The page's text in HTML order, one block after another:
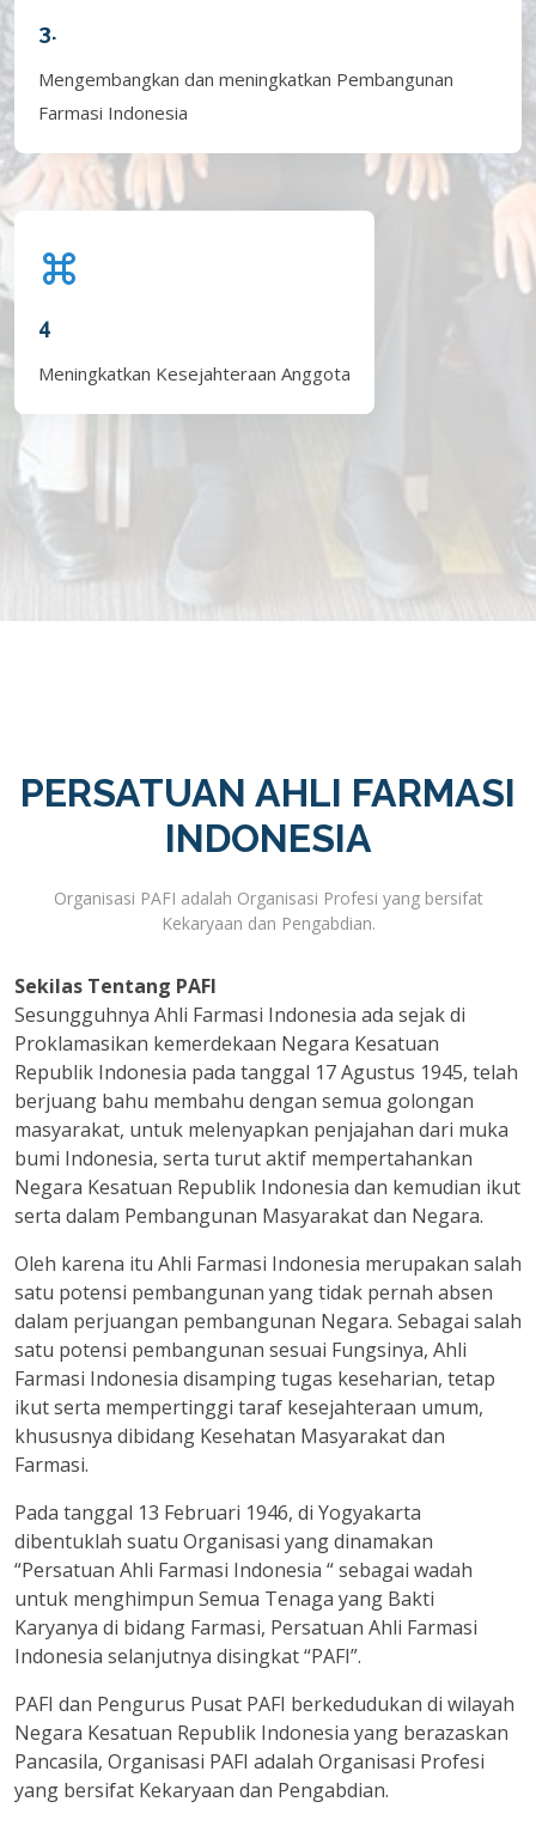
3.
Mengembangkan dan meningkatkan Pembangunan
Farmasi Indonesia
4
Meningkatkan Kesejahteraan Anggota
PERSATUAN AHLI FARMASI
INDONESIA
Organisasi PAFI adalah Organisasi Profesi yang bersifat
Kekaryaan dan Pengabdian.
Sekilas Tentang PAFI
Sesungguhnya Ahli Farmasi Indonesia ada sejak di
Proklamasikan kemerdekaan Negara Kesatuan
Republik Indonesia pada tanggal 17 Agustus 1945, telah
berjuang bahu membahu dengan semua golongan
masyarakat, untuk melenyapkan penjajahan dari muka
bumi Indonesia, serta turut aktif mempertahankan
Negara Kesatuan Republik Indonesia dan kemudian ikut
serta dalam Pembangunan Masyarakat dan Negara.
Oleh karena itu Ahli Farmasi Indonesia merupakan salah
satu potensi pembangunan yang tidak pernah absen
dalam perjuangan pembangunan Negara. Sebagai salah
satu potensi pembangunan sesuai Fungsinya, Ahli
Farmasi Indonesia disamping tugas keseharian, tetap
ikut serta mempertinggi taraf kesejahteraan umum,
khususnya dibidang Kesehatan Masyarakat dan
Farmasi.
Pada tanggal 13 Februari 1946, di Yogyakarta
dibentuklah suatu Organisasi yang dinamakan
“Persatuan Ahli Farmasi Indonesia “ sebagai wadah
untuk menghimpun Semua Tenaga yang Bakti
Karyanya di bidang Farmasi, Persatuan Ahli Farmasi
Indonesia selanjutnya disingkat “PAFI”.
PAFI dan Pengurus Pusat PAFI berkedudukan di wilayah
Negara Kesatuan Republik Indonesia yang berazaskan
Pancasila, Organisasi PAFI adalah Organisasi Profesi
yang bersifat Kekaryaan dan Pengabdian.